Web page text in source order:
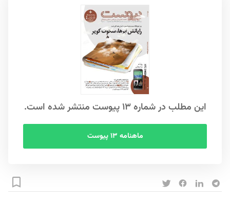
این مطلب در شماره ۱۳ پیوست منتشر شده است.
ماهنامه ۱۳ پیوست